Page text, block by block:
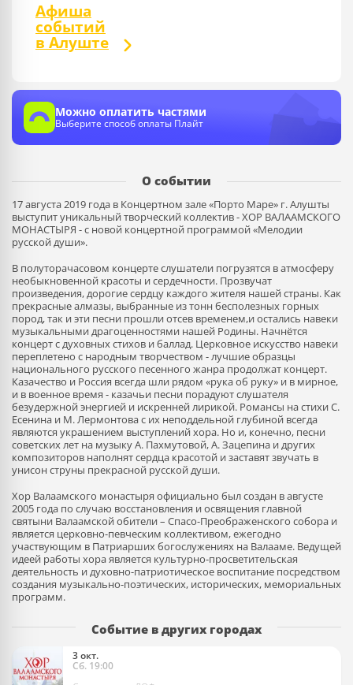
Афиша
событий
в Алуште
Можно оплатить частями
Выберите способ оплаты Плайт
О событии
17 августа 2019 года в Концертном зале «Порто Маре» г. Алушты
выступит уникальный творческий коллектив - ХОР ВАЛААМСКОГО
МОНАСТЫРЯ - с новой концертной программой «Мелодии
русской души».
В полуторачасовом концерте слушатели погрузятся в атмосферу
необыкновенной красоты и сердечности. Прозвучат
произведения, дорогие сердцу каждого жителя нашей страны. Как
прекрасные алмазы, выбранные из тонн бесполезных горных
пород, так и эти песни прошли отсев временем,и остались навеки
музыкальными драгоценностями нашей Родины. Начнётся
концерт с духовных стихов и баллад. Церковное искусство навеки
переплетено с народным творчеством - лучшие образцы
национального русского песенного жанра продолжат концерт.
Казачество и Россия всегда шли рядом «рука об руку» и в мирное,
и в военное время - казачьи песни порадуют слушателя
безудержной энергией и искренней лирикой. Романсы на стихи С.
Есенина и М. Лермонтова с их неподдельной глубиной всегда
являются украшением выступлений хора. Но и, конечно, песни
советских лет на музыку А. Пахмутовой, А. Зацепина и других
композиторов наполнят сердца красотой и заставят звучать в
унисон струны прекрасной русской души.
Хор Валаамского монастыря официально был создан в августе
2005 года по случаю восстановления и освящения главной
святыни Валаамской обители – Спасо-Преображенского собора и
является церковно-певческим коллективом, ежегодно
участвующим в Патриарших богослужениях на Валааме. Ведущей
идеей работы хора является культурно-просветительская
деятельность и духовно-патриотическое воспитание посредством
создания музыкально-поэтических, исторических, мемориальных
программ.
Событие в других городах
Хор Валаамского монастыря
3 окт.
Сб. 19:00